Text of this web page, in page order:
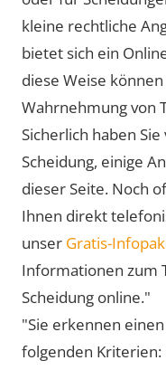
kleine rechtliche
bietet sich ein
diese Weise
Wahrnehmung von
Sicherlich haben
Scheidung, einige
dieser Seite. Noch
Ihnen direkt
unser Gratis-
Informationen zum
Scheidung online."
"Sie erkennen
folgenden